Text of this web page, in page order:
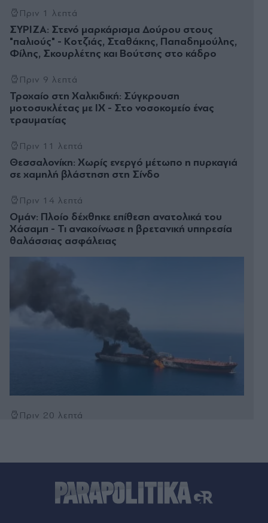
Πριν 1 λεπτά
ΣΥΡΙΖΑ: Στενό μαρκάρισμα Δούρου στους
"παλιούς" - Κοτζιάς, Σταθάκης, Παπαδημούλης,
Φίλης, Σκουρλέτης και Βούτσης στο κάδρο
Πριν 9 λεπτά
Τροχαίο στη Χαλκιδική: Σύγκρουση
μοτοσυκλέτας με ΙΧ - Στο νοσοκομείο ένας
τραυματίας
Πριν 11 λεπτά
Θεσσαλονίκη: Χωρίς ενεργό μέτωπο η πυρκαγιά
σε χαμηλή βλάστηση στη Σίνδο
Πριν 14 λεπτά
Ομάν: Πλοίο δέχθηκε επίθεση ανατολικά του
Χάσαμπ - Τι ανακοίνωσε η βρετανική υπηρεσία
θαλάσσιας ασφάλειας
Πριν 20 λεπτά
Eπιχείρηση διάσωσης στην Αττικοβοιωτία: 259
απομακρύνσεις δια θαλάσσης - Πώς έδρασε το